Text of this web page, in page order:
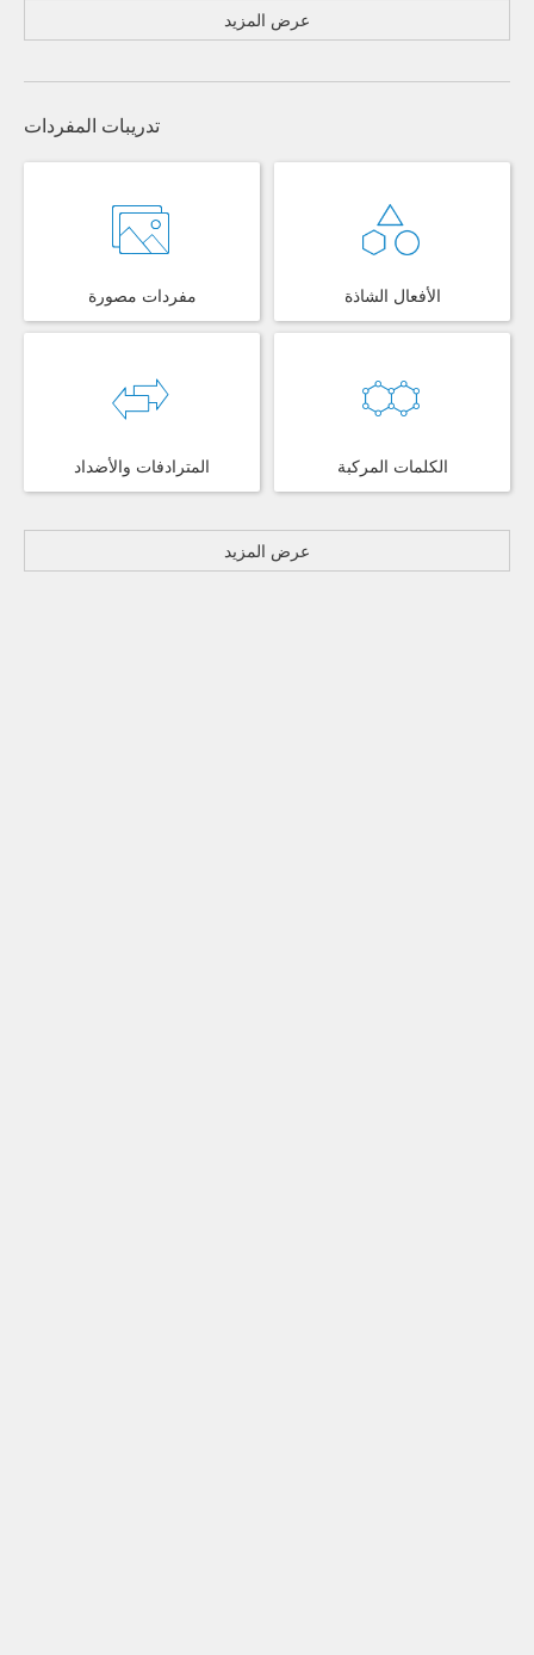
عرض المزيد
تدريبات المفردات
مفردات مصورة الأفعال الشاذة
المترادفات والأضداد الكلمات المركبة
عرض المزيد